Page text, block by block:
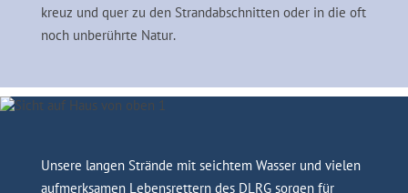
kreuz und quer zu den Strandabschnitten oder in die oft
noch unberührte Natur.
Unsere langen Strände mit seichtem Wasser und vielen
aufmerksamen Lebensrettern des DLRG sorgen für